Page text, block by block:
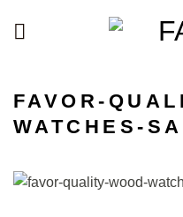
FAVOR-
WATCHES-